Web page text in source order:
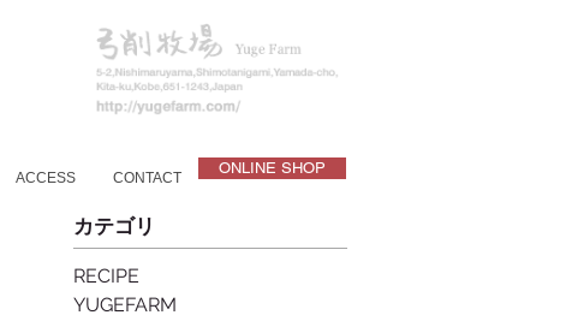
ONLINE SHOP
ACCESS CONTACT
カテゴリ
RECIPE
YUGEFARM